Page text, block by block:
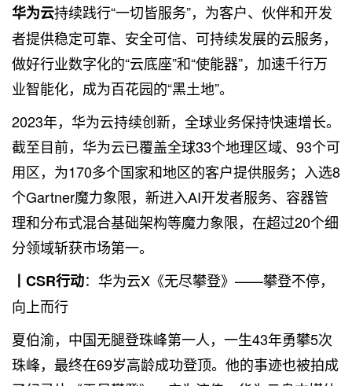
华为云持续践行“一切皆服务”，为客户、伙伴和开发
者提供稳定可靠、安全可信、可持续发展的云服务，
做好行业数字化的“云底座”和“使能器”，加速千行万
业智能化，成为百花园的“黑土地”。
2023年，华为云持续创新，全球业务保持快速增长。
截至目前，华为云已覆盖全球33个地理区域、93个可
用区，为170多个国家和地区的客户提供服务；入选8
个Gartner魔力象限，新进入AI开发者服务、容器管
理和分布式混合基础架构等魔力象限，在超过20个细
分领域斩获市场第一。
丨CSR行动：华为云X《无尽攀登》——攀登不停，
向上而行
夏伯渝，中国无腿登珠峰第一人，一生43年勇攀5次
珠峰，最终在69岁高龄成功登顶。他的事迹也被拍成